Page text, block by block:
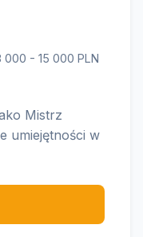
000 - 15 000 PLN
Mistrz
umiejętności w